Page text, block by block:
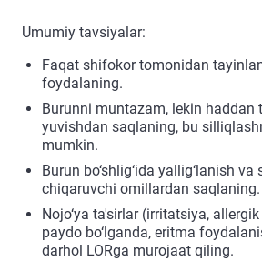
Umumiy tavsiyalar:
Faqat shifokor tomonidan
foydalaning.
Burunni muntazam, lekin haddan
yuvishdan saqlaning, bu
mumkin.
Burun bo‘shlig‘ida yallig‘lanish
chiqaruvchi omillardan saqlaning.
Nojo‘ya ta'sirlar (irritatsiya,
paydo bo‘lganda, eritma
darhol LORga murojaat qiling.